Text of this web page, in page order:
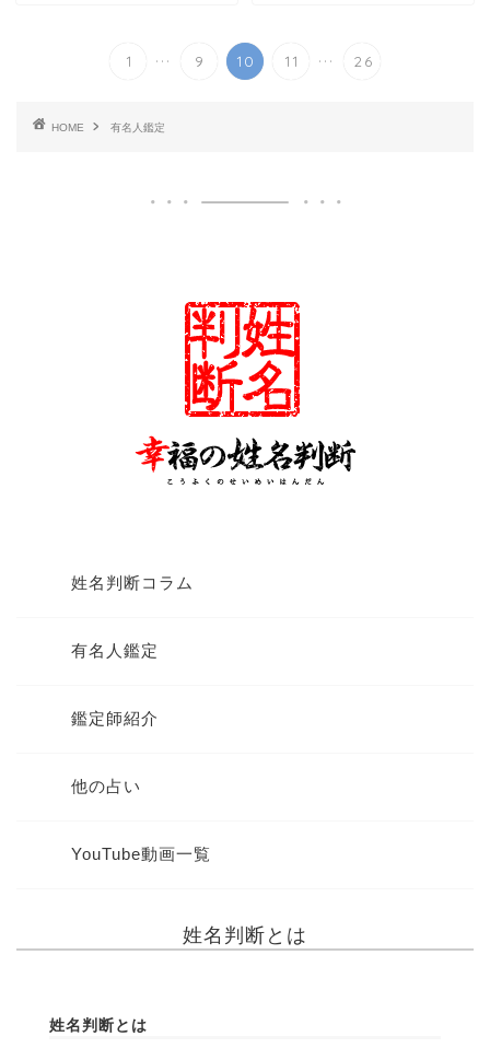
1 ... 9 10 11 ... 26
HOME 有名人鑑定
姓名判断コラム
有名人鑑定
鑑定師紹介
他の占い
YouTube動画一覧
姓名判断とは
姓名判断とは